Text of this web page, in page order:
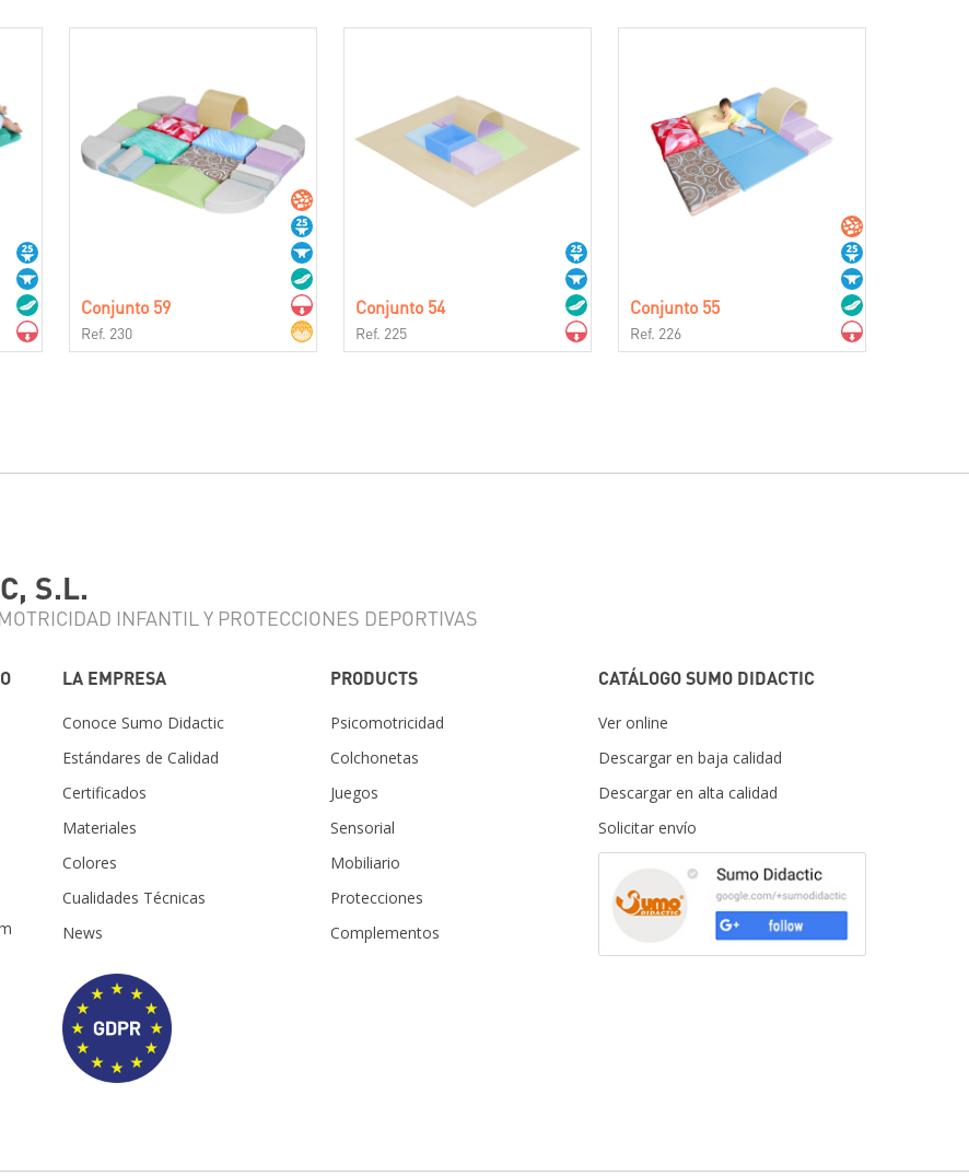
Conjunto 59
Ref. 230
Conjunto 54
Ref. 225
Conjunto 55
Ref. 226
S.L.
INFANTIL Y PROTECCIONES DEPORTIVAS
LA EMPRESA
Conoce Sumo Didactic
Estándares de Calidad
Certificados
Materiales
Colores
Cualidades Técnicas
News
PRODUCTS
Psicomotricidad
Colchonetas
Juegos
Sensorial
Mobiliario
Protecciones
Complementos
CATÁLOGO SUMO DIDACTIC
Ver online
Descargar en baja calidad
Descargar en alta calidad
Solicitar enví­o